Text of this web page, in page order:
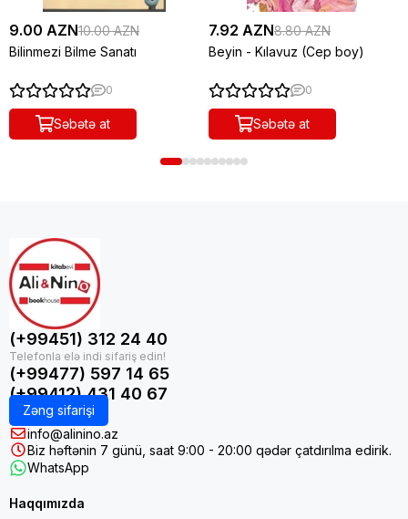
9.00 AZN10.00 AZN
Bilinmezi Bilme Sanatı
0
Səbətə at
7.92 AZN8.80 AZN
Beyin - Kılavuz (Cep boy)
0
Səbətə at
(+99451) 312 24 40
(+99477) 597 14 65
(+99412) 431 40 67
Zəng sifarişi
info@alinino.az
Biz həftənin 7 günü, saat 9:00 - 20:00 qədər çatdırılma edirik.
WhatsApp
Haqqımızda